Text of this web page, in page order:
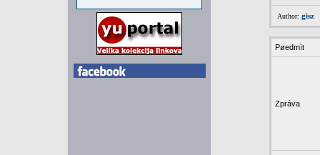
Author: gisz
Pøedmìt
Zpráva